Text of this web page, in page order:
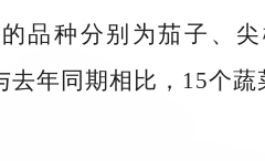
品种分别为茄子、
去年同期相比，15个蔬